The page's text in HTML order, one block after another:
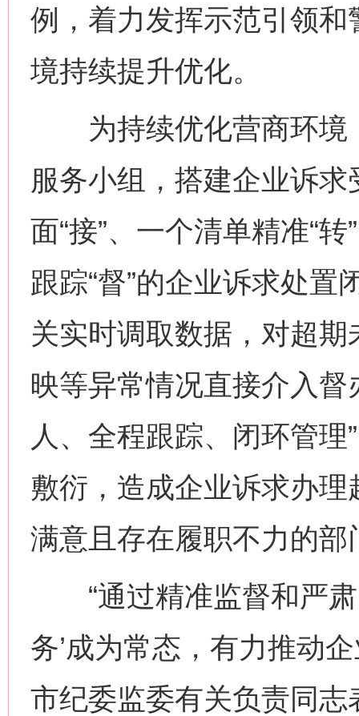
例，着力发挥示范引领
境持续提升优化。
为持续优化营商环境
服务小组，搭建企业诉
面“接”、一个清单精准“
跟踪“督”的企业诉求处
关实时调取数据，对超
映等异常情况直接介入
人、全程跟踪、闭环管
敷衍，造成企业诉求办
满意且存在履职不力的
“通过精准监督和严肃
务’成为常态，有力推动
市纪委监委有关负责同